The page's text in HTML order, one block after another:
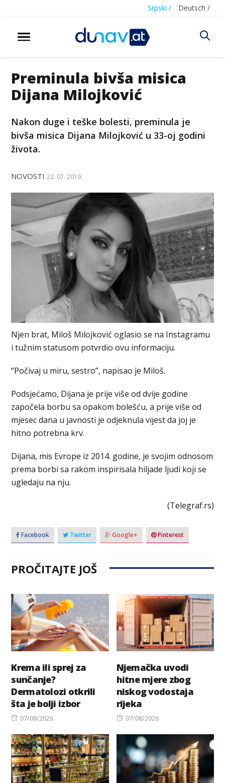
Srpski / Deutsch /
Preminula bivša misica
Dijana Milojković
Nakon duge i teške bolesti, preminula je
bivša misica Dijana Milojković u 33-oj godini
života.
NOVOSTI 22. 07. 2019.
Njen brat, Miloš Milojković oglasio se na Instagramu
i tužnim statusom potvrdio ovu informaciju.
“Počivaj u miru, sestro”, napisao je Miloš.
Podsjećamo, Dijana je prije više od dvije godine
započela borbu sa opakom bolešću, a prije više od
mjesec dana u javnosti je odjeknula vijest da joj je
hitno potrebna krv.
Dijana, mis Evrope iz 2014. godine, je svojim odnosom
prema borbi sa rakom inspirisala hiljade ljudi koji se
ugledaju na nju.
(Telegraf.rs)
Facebook Twitter Google+ Pinterest
PROČITAJTE JOŠ
Krema ili sprej za
sunčanje?
Dermatolozi otkrili
šta je bolji izbor
Posted
07/08/2026
Njemačka uvodi
hitne mjere zbog
niskog vodostaja
rijeka
Posted
07/08/2026